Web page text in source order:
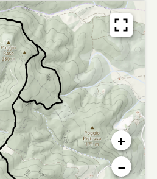
Punti di interesse 0
+
−